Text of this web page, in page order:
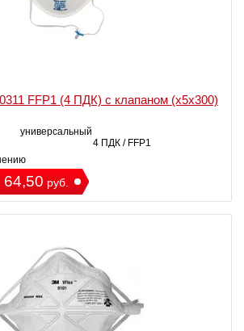
FFP1 (4 ПДК) с клапаном (х5х300)
универсальный
4 ПДК / FFP1
64,50 руб.